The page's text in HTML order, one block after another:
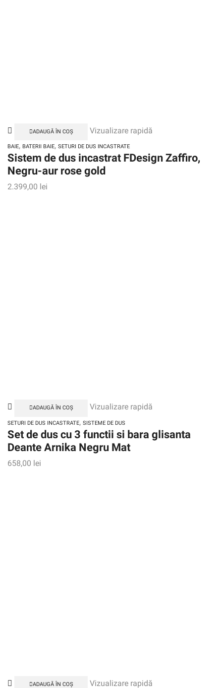
ADAUGĂ ÎN COȘ Vizualizare rapidă
BAIE, BATERII BAIE, SETURI DE DUS INCASTRATE
Sistem de dus incastrat FDesign Zaffiro,
Negru-aur rose gold
2.399,00 lei
ADAUGĂ ÎN COȘ Vizualizare rapidă
SETURI DE DUS INCASTRATE, SISTEME DE DUS
Set de dus cu 3 functii si bara glisanta
Deante Arnika Negru Mat
658,00 lei
ADAUGĂ ÎN COȘ Vizualizare rapidă